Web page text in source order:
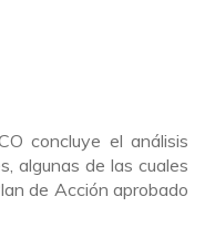
concluye el análisis
algunas de las cuales
de Acción aprobado